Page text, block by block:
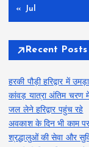
« Jul
Recent Posts
हरकी पौड़ी हरिद्वार में
कांवड़ यात्रा अंतिम चरण
जल लेने हरिद्वार पहुंच रहे
अवकाश के दिन भी काम
श्रद्धालुओं की सेवा और